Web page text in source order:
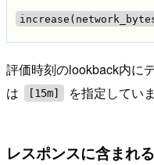
評価時刻のlookback内に
は
[15m] を指定していま
レスポンスに含まれ